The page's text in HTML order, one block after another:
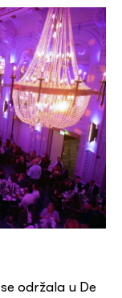
održala u De